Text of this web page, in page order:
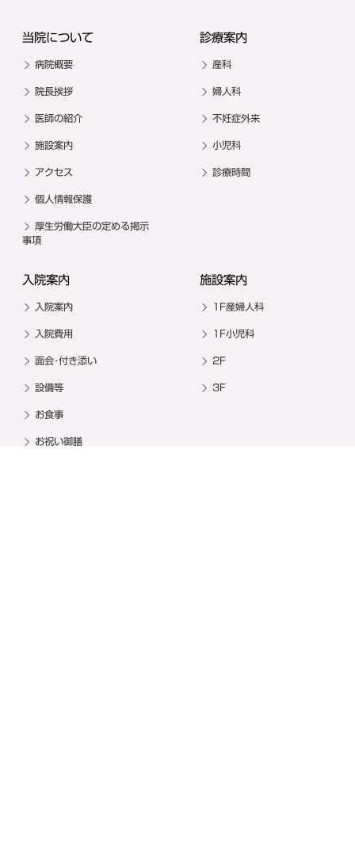
当院について
病院概要
院長挨拶
医師の紹介
施設案内
アクセス
個人情報保護
厚生労働大臣の定める掲示
事項
診療案内
産科
婦人科
不妊症外来
小児科
診療時間
入院案内
入院案内
入院費用
面会･付き添い
設備等
お食事
お祝い御膳
施設案内
1F産婦人科
1F小児科
2F
3F